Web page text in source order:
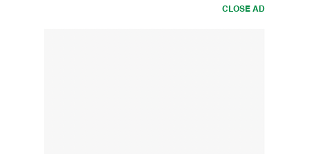
CLOSE AD